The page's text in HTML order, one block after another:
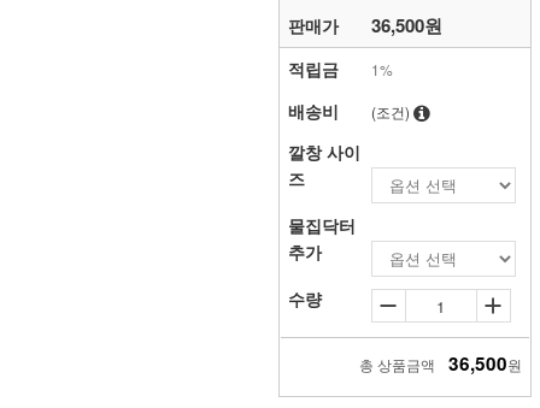
판매가 36,500원
적립금 1%
배송비 (조건)
깔창 사이
즈
물집닥터
추가
수량
총 상품금액 36,500원